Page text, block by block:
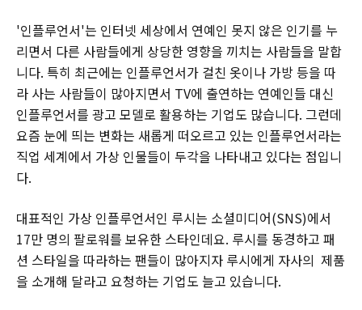
'인플루언서'는 인터넷 세상에서 연예인 못지 않은 인기를 누
리면서 다른 사람들에게 상당한 영향을 끼치는 사람들을 말합
니다. 특히 최근에는 인플루언서가 걸친 옷이나 가방 등을 따
라 사는 사람들이 많아지면서 TV에 출연하는 연예인들 대신
인플루언서를 광고 모델로 활용하는 기업도 많습니다. 그런데
요즘 눈에 띄는 변화는 새롭게 떠오르고 있는 인플루언서라는
직업 세계에서 가상 인물들이 두각을 나타내고 있다는 점입니
다.
대표적인 가상 인플루언서인 루시는 소셜미디어(SNS)에서
17만 명의 팔로워를 보유한 스타인데요. 루시를 동경하고 패
션 스타일을 따라하는 팬들이 많아지자 루시에게 자사의 제품
을 소개해 달라고 요청하는 기업도 늘고 있습니다.